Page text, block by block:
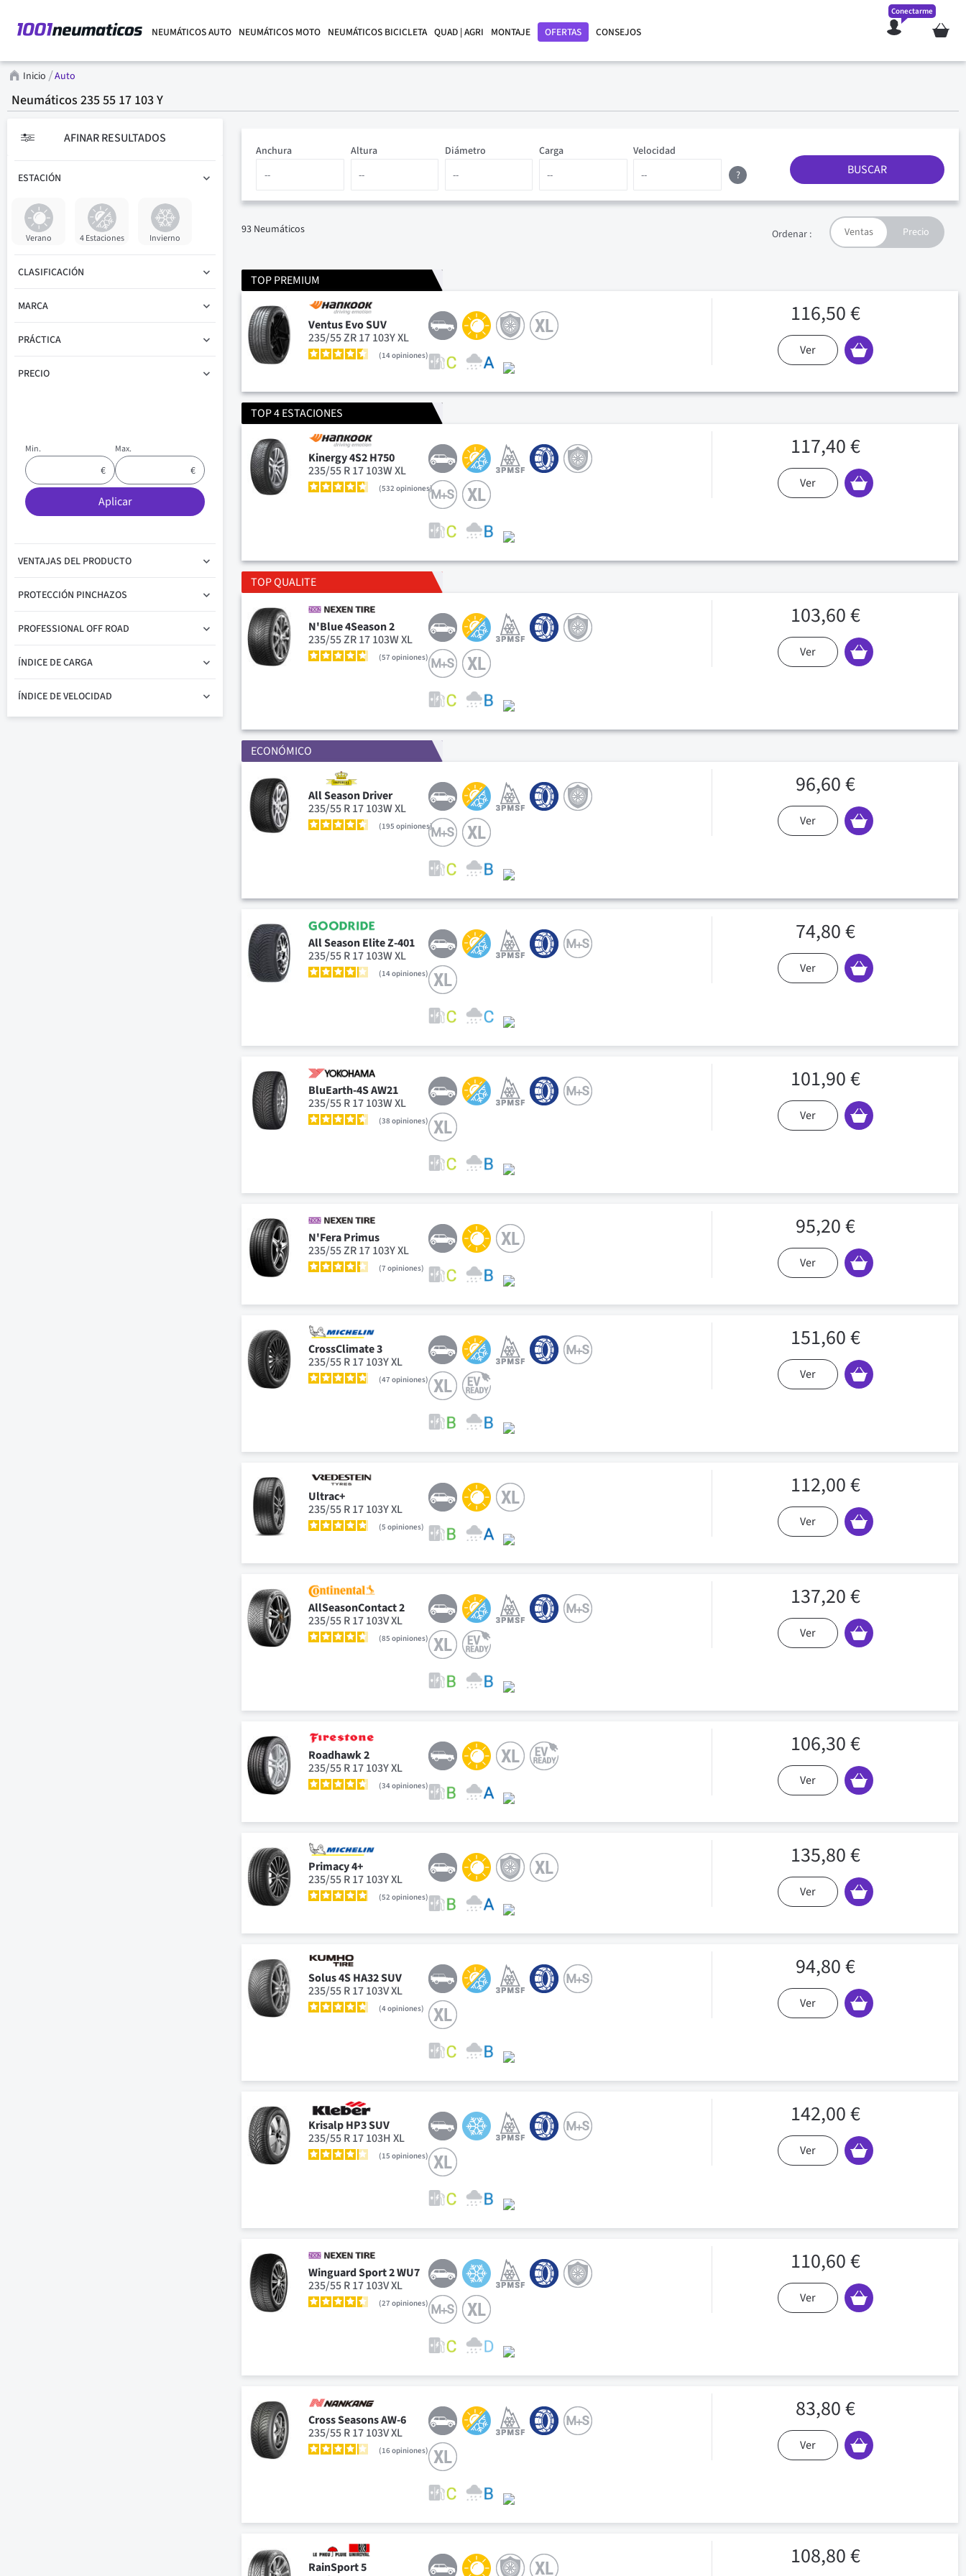
NEUMÁTICOS AUTO NEUMÁTICOS MOTO NEUMÁTICOS BICICLETA QUAD | AGRI MONTAJE OFERTAS CONSEJOS Mi cesta
Conectarme
Inicio Auto
Neumáticos 235 55 17 103 Y
Diámetro
Altura Carga Velocidad
Anchura
?
BUSCAR
93 Neumáticos Ordenar :
TOP PREMIUM
Ventus Evo SUV
235/55 ZR 17 103Y XL
14opiniones
116,50 €
Ver
TOP 4 ESTACIONES
Kinergy 4S2 H750
235/55 R 17 103W XL
532opiniones
117,40 €
Ver
TOP QUALITE
N'Blue 4Season 2
235/55 ZR 17 103W XL
57opiniones
103,60 €
Ver
ECONÓMICO
All Season Driver
235/55 R 17 103W XL
195opiniones
96,60 €
Ver
All Season Elite Z-401
235/55 R 17 103W XL
14opiniones
74,80 €
Ver
BluEarth-4S AW21
235/55 R 17 103W XL
38opiniones
101,90 €
Ver
N'Fera Primus
235/55 ZR 17 103Y XL
7opiniones
95,20 €
Ver
CrossClimate 3
235/55 R 17 103Y XL
47opiniones
151,60 €
Ver
Ultrac+
235/55 R 17 103Y XL
5opiniones
112,00 €
Ver
AllSeasonContact 2
235/55 R 17 103V XL
85opiniones
137,20 €
Ver
Roadhawk 2
235/55 R 17 103Y XL
34opiniones
106,30 €
Ver
Primacy 4+
235/55 R 17 103Y XL
52opiniones
135,80 €
Ver
Solus 4S HA32 SUV
235/55 R 17 103V XL
4opiniones
94,80 €
Ver
Krisalp HP3 SUV
235/55 R 17 103H XL
15opiniones
142,00 €
Ver
Winguard Sport 2 WU7
235/55 R 17 103V XL
27opiniones
110,60 €
Ver
Cross Seasons AW-6
235/55 R 17 103V XL
16opiniones
83,80 €
Ver
RainSport 5
108,80 €
AFINAR RESULTADOS
ESTACIÓN
Verano 4 Estaciones Invierno
CLASIFICACIÓN
MARCA
PRÁCTICA
PRECIO
Min. Max.
Aplicar
VENTAJAS DEL PRODUCTO
PROTECCIÓN PINCHAZOS
PROFESSIONAL OFF ROAD
ÍNDICE DE CARGA
ÍNDICE DE VELOCIDAD